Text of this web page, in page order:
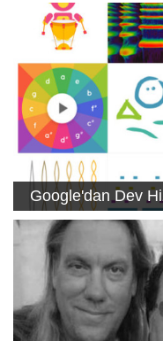
Google'dan Dev